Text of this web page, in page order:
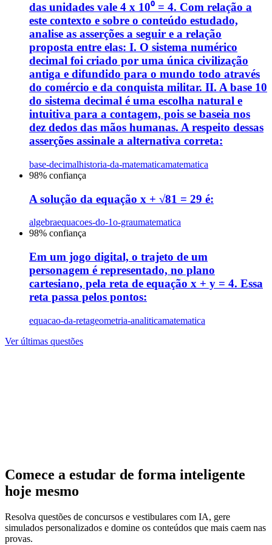
das unidades vale 4 x 10⁰ = 4. Com relação a
este contexto e sobre o conteúdo estudado,
analise as asserções a seguir e a relação
proposta entre elas: I. O sistema numérico
decimal foi criado por uma única civilização
antiga e difundido para o mundo todo através
do comércio e da conquista militar. II. A base 10
do sistema decimal é uma escolha natural e
intuitiva para a contagem, pois se baseia nos
dez dedos das mãos humanas. A respeito dessas
asserções assinale a alternativa correta:
base-decimalhistoria-da-matematicamatematica
98% confiança
A solução da equação x + √81 = 29 é:
algebraequacoes-do-1o-graumatematica
98% confiança
Em um jogo digital, o trajeto de um
personagem é representado, no plano
cartesiano, pela reta de equação x + y = 4. Essa
reta passa pelos pontos:
equacao-da-retageometria-analiticamatematica
Ver últimas questões
Comece a estudar de forma inteligente
hoje mesmo
Resolva questões de concursos e vestibulares com IA, gere
simulados personalizados e domine os conteúdos que mais caem nas
provas.